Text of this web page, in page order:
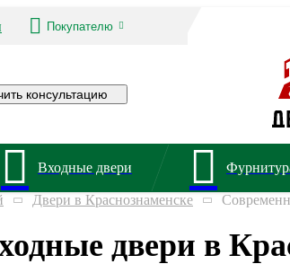
Покупателю
консультацию
Входные двери
Двери в Краснознаменске
двери в